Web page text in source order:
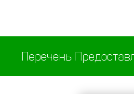
Перечень